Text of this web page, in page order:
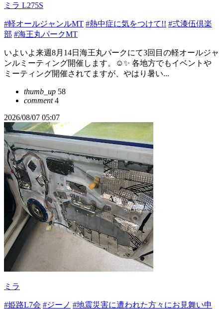
ミラ L275S
#軽オールジャンルMT #熱中症に気をつけて!! #弍漆伍倶楽
部 #海王丸パークMT
いよいよ来週8月14日海王丸パークにて3回目の軽オールジャ
ンルミーティング開催します。☺️✨ 各地方でもイベントや
ミーティング開催されてますが、やはり暑い...
thumb_up 58
comment4
2026/08/07 05:07
ミラ
#姫路L7会 #ジーノ #地震災害に遭われた方々にお見舞い申